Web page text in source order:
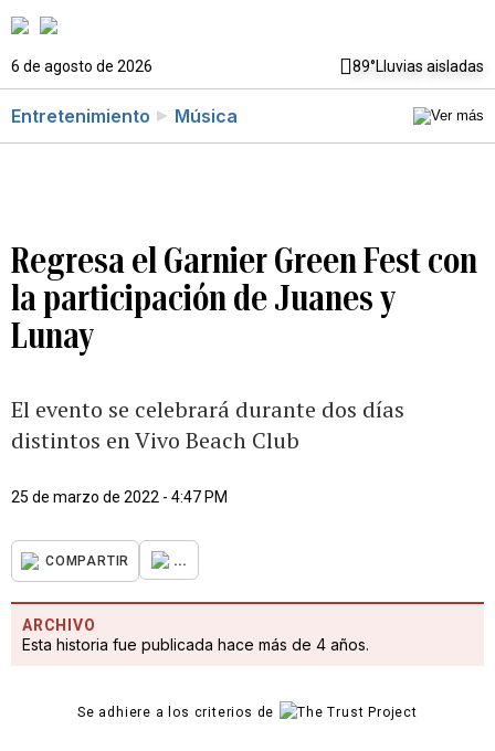
6 de agosto de 2026 89°Lluvias aisladas
Entretenimiento Música
Regresa el Garnier Green Fest con
la participación de Juanes y
Lunay
El evento se celebrará durante dos días
distintos en Vivo Beach Club
25 de marzo de 2022 - 4:47 PM
COMPARTIR ...
ARCHIVO
Esta historia fue publicada hace más de 4 años.
Se adhiere a los criterios de